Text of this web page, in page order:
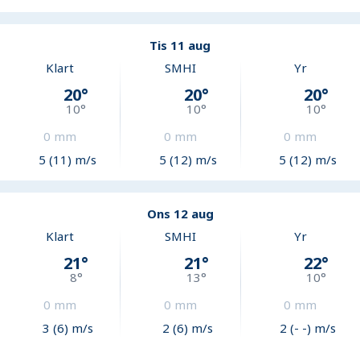
Tis 11 aug
Klart
20°
10°
0 mm
5 (11) m/s
SMHI
20°
10°
0 mm
5 (12) m/s
Yr
20°
10°
0 mm
5 (12) m/s
Ons 12 aug
Klart
21°
8°
0 mm
3 (6) m/s
SMHI
21°
13°
0 mm
2 (6) m/s
Yr
22°
10°
0 mm
2 (- -) m/s